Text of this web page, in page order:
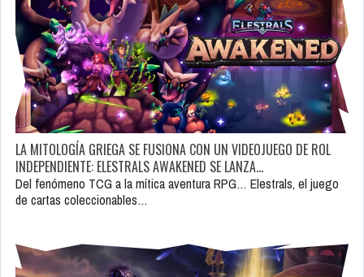
LA MITOLOGÍA GRIEGA SE FUSIONA CON UN VIDEOJUEGO DE ROL
INDEPENDIENTE: ELESTRALS AWAKENED SE LANZA…
Del fenómeno TCG a la mítica aventura RPG… Elestrals, el juego
de cartas coleccionables…